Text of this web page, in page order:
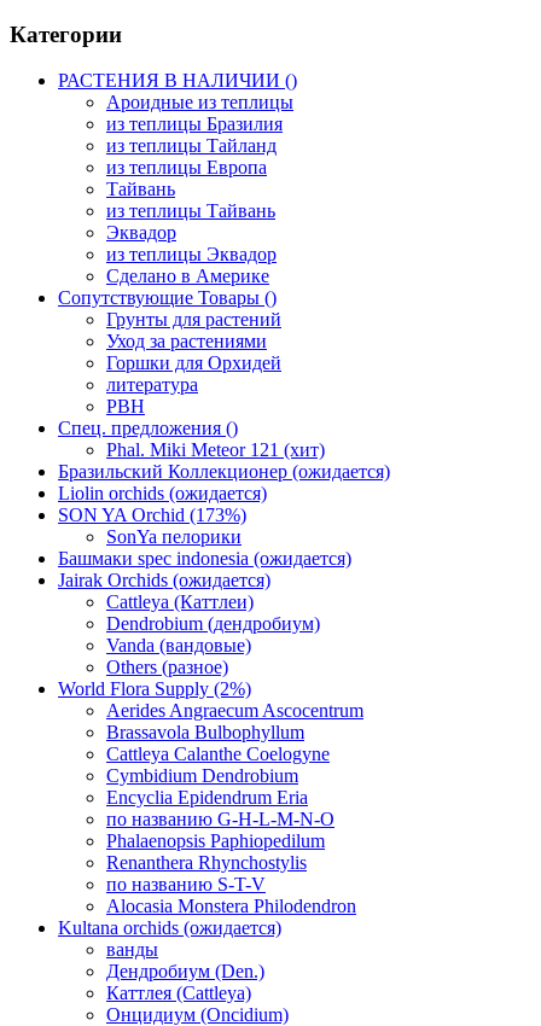
Категории
РАСТЕНИЯ В НАЛИЧИИ ()
Ароидные из теплицы
из теплицы Бразилия
из теплицы Тайланд
из теплицы Европа
Тайвань
из теплицы Тайвань
Эквадор
из теплицы Эквадор
Сделано в Америке
Сопутствующие Товары ()
Грунты для растений
Уход за растениями
Горшки для Орхидей
литература
РВН
Спец. предложения ()
Phal. Miki Meteor 121 (хит)
Бразильский Коллекционер (ожидается)
Liolin orchids (ожидается)
SON YA Orchid (173%)
SonYa пелорики
Башмаки spec indonesia (ожидается)
Jairak Orchids (ожидается)
Cattleya (Каттлеи)
Dendrobium (дендробиум)
Vanda (вандовые)
Others (разное)
World Flora Supply (2%)
Aerides Angraecum Ascocentrum
Brassavola Bulbophyllum
Cattleya Calanthe Coelogyne
Cymbidium Dendrobium
Encyclia Epidendrum Eria
по названию G-H-L-M-N-O
Phalaenopsis Paphiopedilum
Renanthera Rhynchostylis
по названию S-T-V
Alocasia Monstera Philodendron
Kultana orchids (ожидается)
ванды
Дендробиум (Den.)
Каттлея (Cattleya)
Онцидиум (Oncidium)